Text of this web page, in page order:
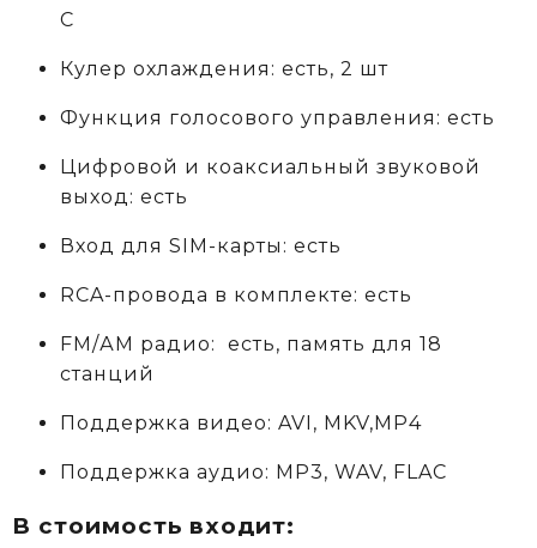
C
Кулер охлаждения: есть, 2 шт
Функция голосового управления: есть
Цифровой и коаксиальный звуковой
выход: есть
Вход для SIM-карты: есть
RCA-провода в комплекте: есть
FM/АM радио: есть, память для 18
станций
Поддержка видео: AVI, MKV,MP4
Поддержка аудио: MP3, WAV, FLAC
В стоимость входит: